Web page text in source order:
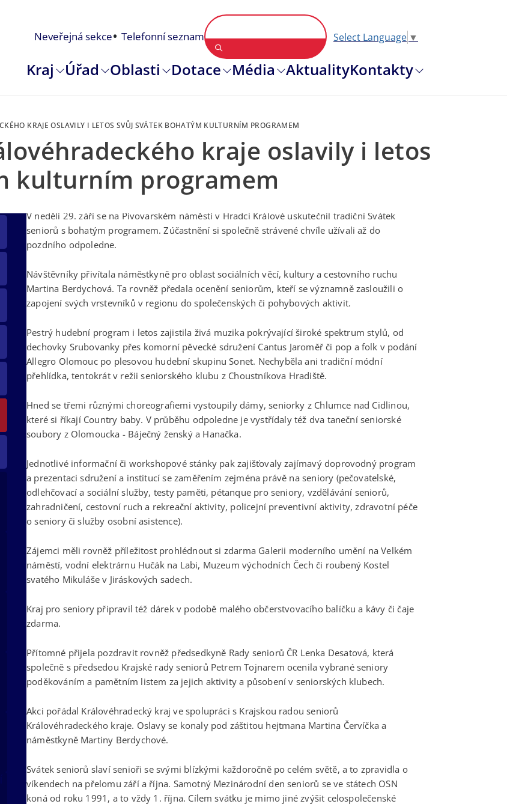
Neveřejná sekce Telefonní seznam Select Language ▼
Kraj Úřad Oblasti Dotace Média AktualityKontakty
KRAJE OSLAVILY I LETOS SVŮJ SVÁTEK BOHATÝM KULTURNÍM PROGRAMEM
kraje oslavily i letos
kulturním programem
V neděli 29. září se na Pivovarském náměstí v Hradci Králové uskutečnil tradiční Svátek
seniorů s bohatým programem. Zúčastnění si společně strávené chvíle užívali až do
pozdního odpoledne.
Návštěvníky přivítala náměstkyně pro oblast sociálních věcí, kultury a cestovního ruchu
Martina Berdychová. Ta rovněž předala ocenění seniorům, kteří se významně zasloužili o
zapojení svých vrstevníků v regionu do společenských či pohybových aktivit.
Pestrý hudební program i letos zajistila živá muzika pokrývající široké spektrum stylů, od
dechovky Srubovanky přes komorní pěvecké sdružení Cantus Jaroměř či pop a folk v podání
Allegro Olomouc po plesovou hudební skupinu Sonet. Nechyběla ani tradiční módní
přehlídka, tentokrát v režii seniorského klubu z Choustníkova Hradiště.
Hned se třemi různými choreografiemi vystoupily dámy, seniorky z Chlumce nad Cidlinou,
které si říkají Country baby. V průběhu odpoledne je vystřídaly též dva taneční seniorské
soubory z Olomoucka - Báječný ženský a Hanačka.
Jednotlivé informační či workshopové stánky pak zajišťovaly zajímavý doprovodný program
a prezentaci sdružení a institucí se zaměřením zejména právě na seniory (pečovatelské,
odlehčovací a sociální služby, testy paměti, pétanque pro seniory, vzdělávání seniorů,
zahradničení, cestovní ruch a rekreační aktivity, policejní preventivní aktivity, zdravotní péče
o seniory či služby osobní asistence).
Zájemci měli rovněž příležitost prohlédnout si zdarma Galerii moderního umění na Velkém
náměstí, vodní elektrárnu Hučák na Labi, Muzeum východních Čech či roubený Kostel
svatého Mikuláše v Jiráskových sadech.
Kraj pro seniory připravil též dárek v podobě malého občerstvovacího balíčku a kávy či čaje
zdarma.
Přítomné přijela pozdravit rovněž předsedkyně Rady seniorů ČR Lenka Desatová, která
společně s předsedou Krajské rady seniorů Petrem Tojnarem ocenila vybrané seniory
poděkováním a pamětním listem za jejich aktivity a působení v seniorských klubech.
Akci pořádal Královéhradecký kraj ve spolupráci s Krajskou radou seniorů
Královéhradeckého kraje. Oslavy se konaly pod záštitou hejtmana Martina Červíčka a
náměstkyně Martiny Berdychové.
Svátek seniorů slaví senioři se svými blízkými každoročně po celém světě, a to zpravidla o
víkendech na přelomu září a října. Samotný Mezinárodní den seniorů se ve státech OSN
koná od roku 1991, a to vždy 1. října. Cílem svátku je mimo jiné zvýšit celospolečenské